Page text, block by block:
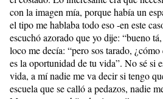
con la imagen mía, porque había un
el tipo me hablaba todo eso -en este
escuchó azorado que yo dije: “bueno
loco me decía: “pero sos tarado,
es la oportunidad de tu vida”. No sé si
vida, a mí nadie me va decir si tengo
escuela que se calló a pedazos, nadie